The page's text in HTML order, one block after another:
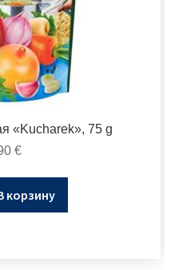
«Kucharek», 75 g
€
корзину